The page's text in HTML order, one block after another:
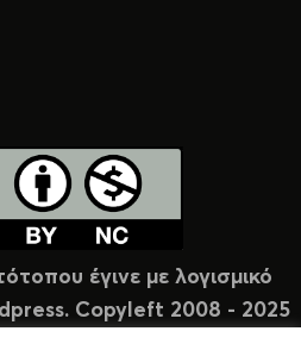
έγινε με λογισμικό
Copyleft 2008 - 2025